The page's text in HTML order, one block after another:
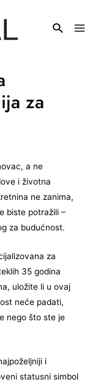
za
a ne
i životna
ne zanima,
biste potražili –
za budućnost.
za
35 godina
uložite li u ovaj
neće padati,
nego što ste je
i
statusni simbol